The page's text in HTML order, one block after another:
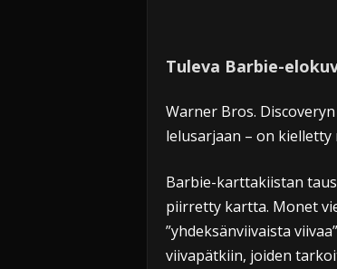
Tuleva Barbie-
Warner Bros.
lelusarjaan – on
Barbie-karttakiistan
piirretty kartta. Monet
”yhdeksänviivaista
viivapätkiin, joiden